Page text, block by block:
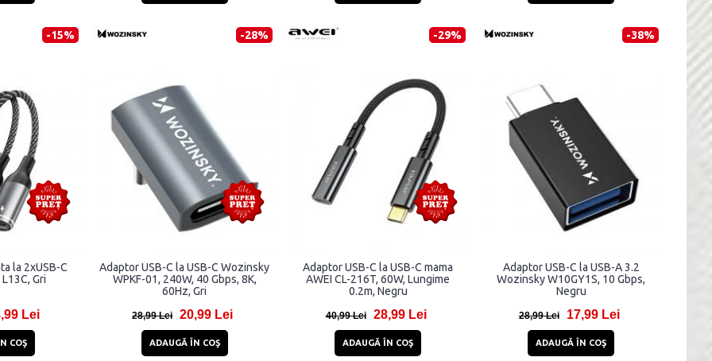
-15%
la 2xUSB-C
Gri
Lei
COŞ
-28%
Adaptor USB-C la USB-C Wozinsky
WPKF-01, 240W, 40 Gbps, 8K,
60Hz, Gri
28,99 Lei 20,99 Lei
ADAUGĂ ÎN COŞ
-29%
Adaptor USB-C la USB-C mama
AWEI CL-216T, 60W, Lungime
0.2m, Negru
40,99 Lei 28,99 Lei
ADAUGĂ ÎN COŞ
-38%
Adaptor USB-C la USB-A 3.2
Wozinsky W10GY1S, 10 Gbps,
Negru
28,99 Lei 17,99 Lei
ADAUGĂ ÎN COŞ